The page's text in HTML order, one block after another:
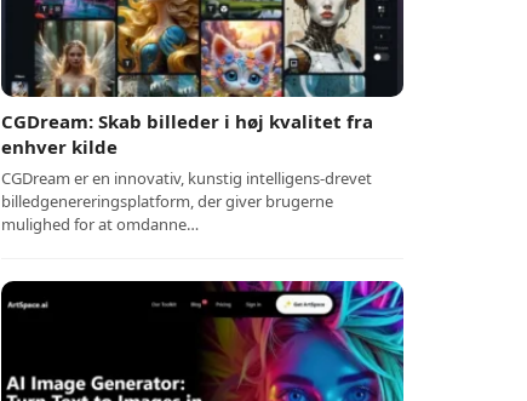
CGDream: Skab billeder i høj kvalitet fra
enhver kilde
CGDream er en innovativ, kunstig intelligens-drevet
billedgenereringsplatform, der giver brugerne
mulighed for at omdanne…